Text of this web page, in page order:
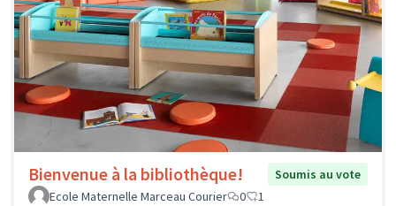
Bienvenue à la bibliothèque!
Soumis au vote
Ecole Maternelle Marceau Courier
0 1